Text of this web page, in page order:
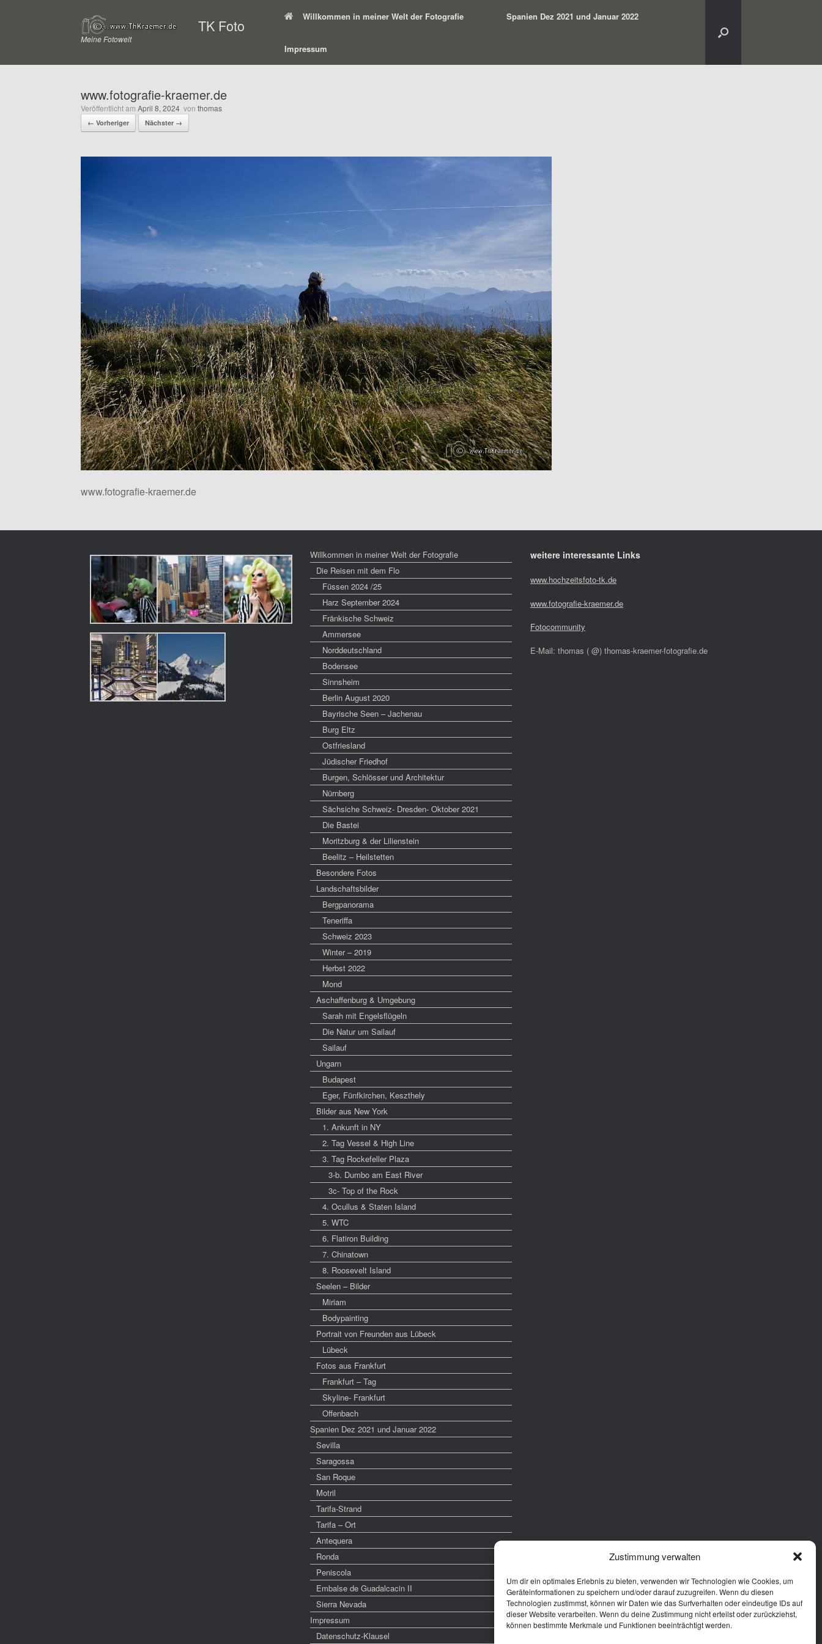
Zustimmung verwalten
Um dir ein optimales Erlebnis zu bieten, verwenden wir Technologien wie Cookies, um
Geräteinformationen zu speichern und/oder darauf zuzugreifen. Wenn du diesen
Technologien zustimmst, können wir Daten wie das Surfverhalten oder eindeutige IDs auf
dieser Website verarbeiten. Wenn du deine Zustimmung nicht erteilst oder zurückziehst,
können bestimmte Merkmale und Funktionen beeinträchtigt werden.
TK Foto
Meine Fotowelt
Willkommen in meiner Welt der Fotografie Spanien Dez 2021 und Januar 2022
Impressum
www.fotografie-kraemer.de
Veröffentlicht am April 8, 2024 von thomas
← Vorheriger Nächster →
www.fotografie-kraemer.de
Willkommen in meiner Welt der Fotografie
Die Reisen mit dem Flo
Füssen 2024 /25
Harz September 2024
Fränkische Schweiz
Ammersee
Norddeutschland
Bodensee
Sinnsheim
Berlin August 2020
Bayrische Seen – Jachenau
Burg Eltz
Ostfriesland
Jüdischer Friedhof
Burgen, Schlösser und Architektur
Nürnberg
Sächsiche Schweiz- Dresden- Oktober 2021
Die Bastei
Moritzburg & der Lilienstein
Beelitz – Heilstetten
Besondere Fotos
Landschaftsbilder
Bergpanorama
Teneriffa
Schweiz 2023
Winter – 2019
Herbst 2022
Mond
Aschaffenburg & Umgebung
Sarah mit Engelsflügeln
Die Natur um Sailauf
Sailauf
Ungarn
Budapest
Eger, Fünfkirchen, Keszthely
Bilder aus New York
1. Ankunft in NY
2. Tag Vessel & High Line
3. Tag Rockefeller Plaza
3-b. Dumbo am East River
3c- Top of the Rock
4. Ocullus & Staten Island
5. WTC
6. Flatiron Building
7. Chinatown
8. Roosevelt Island
Seelen – Bilder
Miriam
Bodypainting
Portrait von Freunden aus Lübeck
Lübeck
Fotos aus Frankfurt
Frankfurt – Tag
Skyline- Frankfurt
Offenbach
Spanien Dez 2021 und Januar 2022
Sevilla
Saragossa
San Roque
Motril
Tarifa-Strand
Tarifa – Ort
Antequera
Ronda
Peniscola
Embalse de Guadalcacin II
Sierra Nevada
Impressum
Datenschutz-Klausel
weitere interessante Links
www.hochzeitsfoto-tk.de
www.fotografie-kraemer.de
Fotocommunity
E-Mail: thomas ( @) thomas-kraemer-fotografie.de